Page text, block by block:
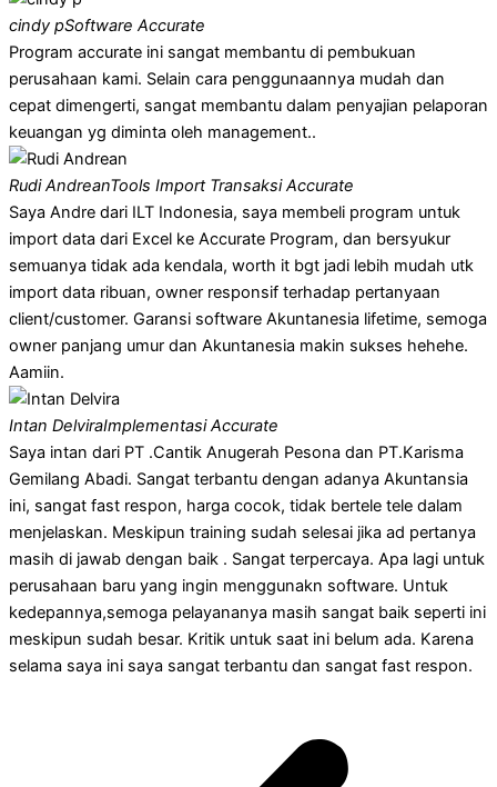
cindy pSoftware Accurate
Program accurate ini sangat membantu di pembukuan
perusahaan kami. Selain cara penggunaannya mudah dan
cepat dimengerti, sangat membantu dalam penyajian pelaporan
keuangan yg diminta oleh management..
Rudi AndreanTools Import Transaksi Accurate
Saya Andre dari ILT Indonesia, saya membeli program untuk
import data dari Excel ke Accurate Program, dan bersyukur
semuanya tidak ada kendala, worth it bgt jadi lebih mudah utk
import data ribuan, owner responsif terhadap pertanyaan
client/customer. Garansi software Akuntanesia lifetime, semoga
owner panjang umur dan Akuntanesia makin sukses hehehe.
Aamiin.
Intan DelviraImplementasi Accurate
Saya intan dari PT .Cantik Anugerah Pesona dan PT.Karisma
Gemilang Abadi. Sangat terbantu dengan adanya Akuntansia
ini, sangat fast respon, harga cocok, tidak bertele tele dalam
menjelaskan. Meskipun training sudah selesai jika ad pertanya
masih di jawab dengan baik . Sangat terpercaya. Apa lagi untuk
perusahaan baru yang ingin menggunakn software. Untuk
kedepannya,semoga pelayananya masih sangat baik seperti ini
meskipun sudah besar. Kritik untuk saat ini belum ada. Karena
selama saya ini saya sangat terbantu dan sangat fast respon.